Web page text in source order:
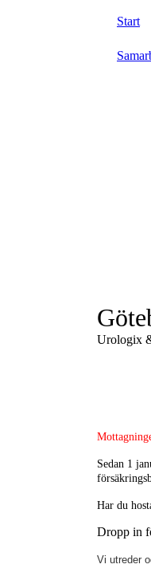
Start
Urologix
Sedan 1
Har du
Dropp in
Vi utreder